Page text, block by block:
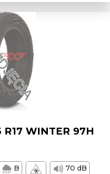
WINTER 97H
B
70 dB